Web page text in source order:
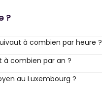
?
à combien par heure ?
à combien par an ?
au Luxembourg ?